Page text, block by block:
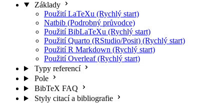
Základy
Použití LaTeXu (Rychlý start)
Natbib (Podrobný průvodce)
Použití BibLaTeXu (Rychlý start)
Použití Quarto (RStudio/Posit) (Rychlý start)
Použití R Markdown (Rychlý start)
Použití Overleaf (Rychlý start)
Typy referencí
Pole
BibTeX FAQ
Styly citací a bibliografie